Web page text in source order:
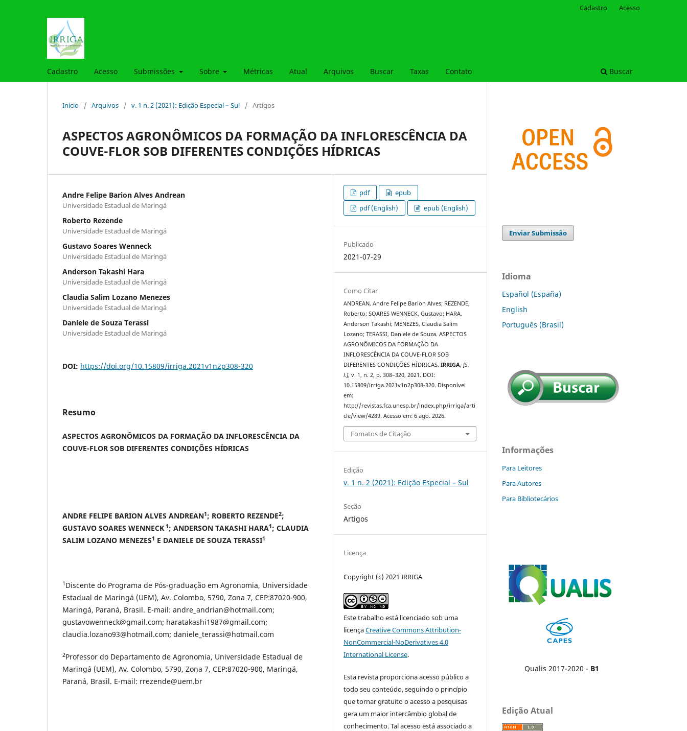
Cadastro Acesso Submissões Sobre Métricas Atual Arquivos Buscar Taxas Contato Buscar
Cadastro Acesso
Início / Arquivos / v. 1 n. 2 (2021): Edição Especial – Sul / Artigos
ASPECTOS AGRONÔMICOS DA FORMAÇÃO DA INFLORESCÊNCIA DA
COUVE-FLOR SOB DIFERENTES CONDIÇÕES HÍDRICAS
Andre Felipe Barion Alves Andrean
Universidade Estadual de Maringá
Roberto Rezende
Universidade Estadual de Maringá
Gustavo Soares Wenneck
Universidade Estadual de Maringá
Anderson Takashi Hara
Universidade Estadual de Maringá
Claudia Salim Lozano Menezes
Universidade Estadual de Maringá
Daniele de Souza Terassi
Universidade Estadual de Maringá
DOI: https://doi.org/10.15809/irriga.2021v1n2p308-320
Resumo
ASPECTOS AGRONÔMICOS DA FORMAÇÃO DA INFLORESCÊNCIA DA
COUVE-FLOR SOB DIFERENTES CONDIÇÕES HÍDRICAS
ANDRE FELIPE BARION ALVES ANDREAN1; ROBERTO REZENDE2;
GUSTAVO SOARES WENNECK 1; ANDERSON TAKASHI HARA1; CLAUDIA
SALIM LOZANO MENEZES1 E DANIELE DE SOUZA TERASSI1
1 Discente do Programa de Pós-graduação em Agronomia, Universidade
Estadual de Maringá (UEM), Av. Colombo, 5790, Zona 7, CEP:87020-900,
Maringá, Paraná, Brasil. E-mail: andre_andrian@hotmail.com;
gustavowenneck@gmail.com; haratakashi1987@gmail.com;
claudia.lozano93@hotmail.com; daniele_terassi@hotmail.com
2Professor do Departamento de Agronomia, Universidade Estadual de
Maringá (UEM), Av. Colombo, 5790, Zona 7, CEP:87020-900, Maringá,
Paraná, Brasil. E-mail: rrezende@uem.br
pdf
epub
pdf (English)
epub (English)
Publicado
2021-07-29
Como Citar
ANDREAN, Andre Felipe Barion Alves; REZENDE,
Roberto; SOARES WENNECK, Gustavo; HARA,
Anderson Takashi; MENEZES, Claudia Salim
Lozano; TERASSI, Daniele de Souza. ASPECTOS
AGRONÔMICOS DA FORMAÇÃO DA
INFLORESCÊNCIA DA COUVE-FLOR SOB
DIFERENTES CONDIÇÕES HÍDRICAS.IRRIGA,[S.
l.], v. 1, n. 2, p. 308–320, 2021. DOI:
10.15809/irriga.2021v1n2p308-320. Disponível
em:
http://revistas.fca.unesp.br/index.php/irriga/arti
cle/view/4289. Acesso em: 6 ago. 2026.
Fomatos de Citação
Edição
v. 1 n. 2 (2021): Edição Especial – Sul
Seção
Artigos
Licença
Copyright (c) 2021 IRRIGA
Este trabalho está licenciado sob uma
licençaCreative Commons Attribution-
NonCommercial-NoDerivatives 4.0
International License.
Esta revista proporciona acesso público a
todo seu conteúdo, seguindo o princípio
que tornar gratuito o acesso a pesquisas
gera um maior intercâmbio global de
conhecimento. Tal acesso está associado a
Enviar Submissão
Idioma
Español (España)
English
Português (Brasil)
Informações
Para Leitores
Para Autores
Para Bibliotecários
Qualis 2017-2020 - B1
Edição Atual